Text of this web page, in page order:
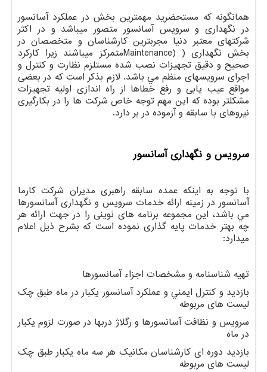
همانگونه كه مستحضريد مهمترين بخش در عملکرد آسانسور
در نگهداری و سرويس آسانسور متصور ميباشد و در اکثر
شرکتهای معتبر دنيا مجربترين کارشناسان و متخصصان در
بخش نگهداری ( Maintenance)متمرکز ميباشند زيرا کارکرد
صحيح و دقيق تجهيزات نصب شده مستلزم نظارت و کنترل و
اجرای سرويسهای منظم مي باشد. لازم بذکر است که در بعضی
مواقع عيب يابی و رفع خطاها از راه اندازی اوليه تجهيزات
مشکلتر بوده که اين مهم توجه خاص شرکت ها را در بکارگيری
نيروهای با سابقه و آزموده در بر دارد.
سرويس و نگهداری آسانسور
با توجه به اينکه عمده سابقه راهبری مديران شرکت کارما
آسانسور در زمينه ارائه خدمات سرويس و نگهداری آسانسورها
مي باشد، اين مجموعه برنامه های نوينی را در جهت ارائه هر
چه بهتر خدمات پايه گذاری نموده است که بشرح ذيل اعلام
ميدارد:
تهيه شناسنامه و مشخصات اجزاء آسانسورها
بازديد و كنترل ايمني و عملكرد آسانسور يكبار در ماه طبق چك
ليست های مربوطه
سرويس و نظافت آسانسورها و رگلاژ دربها در صورت لزوم يكبار
در ماه
بازديد دوره اي كارشناسان مكانيك هر سه ماه يكبار طبق چك
ليست های مربوطه